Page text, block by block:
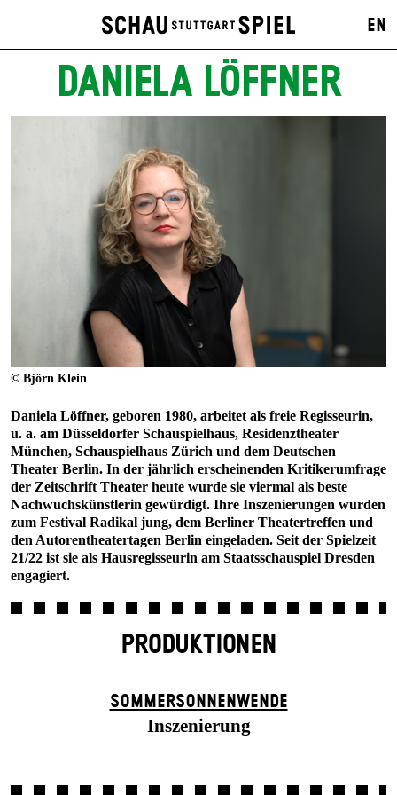
EN
DANIELA LÖFFNER
© Björn Klein
Daniela Löffner, geboren 1980, arbeitet als freie Regisseurin,
u. a. am Düsseldorfer Schauspielhaus, Residenztheater
München, Schauspielhaus Zürich und dem Deutschen
Theater Berlin. In der jährlich erscheinenden Kritikerumfrage
der Zeitschrift Theater heute wurde sie viermal als beste
Nachwuchskünstlerin gewürdigt. Ihre Inszenierungen wurden
zum Festival Radikal jung, dem Berliner Theatertreffen und
den Autorentheatertagen Berlin eingeladen. Seit der Spielzeit
21/22 ist sie als Hausregisseurin am Staatsschauspiel Dresden
engagiert.
PRODUKTIONEN
SOMMER­SONNEN­WENDE
Inszenierung